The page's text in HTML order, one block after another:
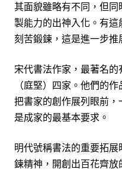
其面貌雖略有不同，但
製能力的出神入化。有這
刻苦鍛鍊，這是進一步推
宋代書法作家，最著名
（庭堅）四家。他們的
把書家的創作展列眼前
是成家的最基本要求。
明代號稱書法的重要拓
鍊精神，開創出百花齊